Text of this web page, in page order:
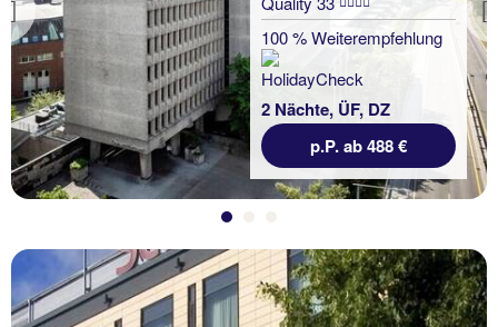
Previous
100 % Weiterempfehlung
2 Nächte, ÜF, DZ
p.P. ab 488 €